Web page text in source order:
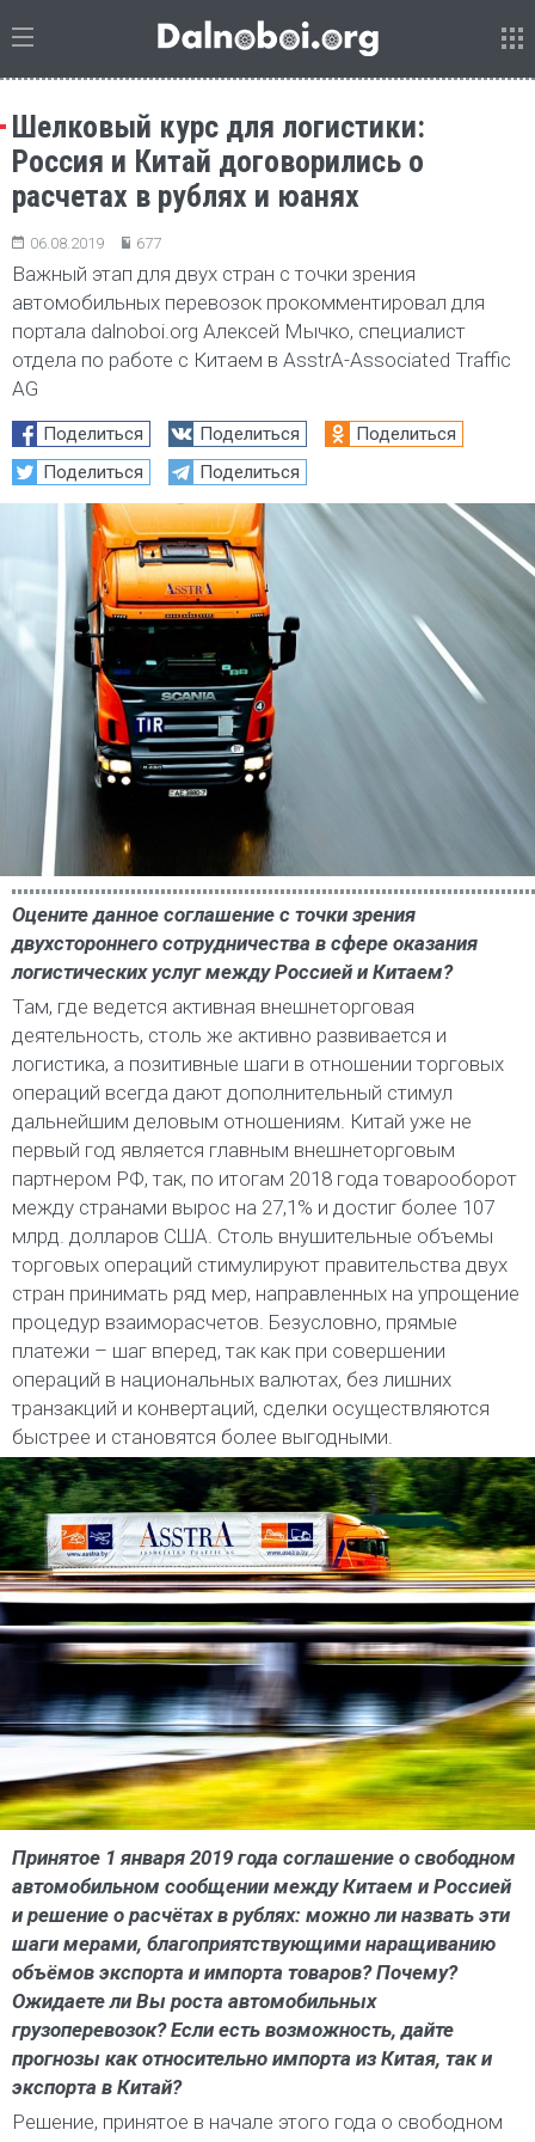
Шелковый курс для логистики:
Россия и Китай договорились о
расчетах в рублях и юанях
06.08.2019 677
Важный этап для двух стран с точки зрения
автомобильных перевозок прокомментировал для
портала dalnoboi.org Алексей Мычко, специалист
отдела по работе с Китаем в AsstrA-Associated Traffic
AG
Поделиться Поделиться
Поделиться
Поделиться
Поделиться
Оцените данное соглашение с точки зрения
двухстороннего сотрудничества в сфере оказания
логистических услуг между Россией и Китаем?
Там, где ведется активная внешнеторговая
деятельность, столь же активно развивается и
логистика, а позитивные шаги в отношении торговых
операций всегда дают дополнительный стимул
дальнейшим деловым отношениям. Китай уже не
первый год является главным внешнеторговым
партнером РФ, так, по итогам 2018 года товарооборот
между странами вырос на 27,1% и достиг более 107
млрд. долларов США. Столь внушительные объемы
торговых операций стимулируют правительства двух
стран принимать ряд мер, направленных на упрощение
процедур взаиморасчетов. Безусловно, прямые
платежи – шаг вперед, так как при совершении
операций в национальных валютах, без лишних
транзакций и конвертаций, сделки осуществляются
быстрее и становятся более выгодными.
Принятое 1 января 2019 года соглашение о свободном
автомобильном сообщении между Китаем и Россией
и решение о расчётах в рублях: можно ли назвать эти
шаги мерами, благоприятствующими наращиванию
объёмов экспорта и импорта товаров? Почему?
Ожидаете ли Вы роста автомобильных
грузоперевозок? Если есть возможность, дайте
прогнозы как относительно импорта из Китая, так и
экспорта в Китай?
Решение, принятое в начале этого года о свободном